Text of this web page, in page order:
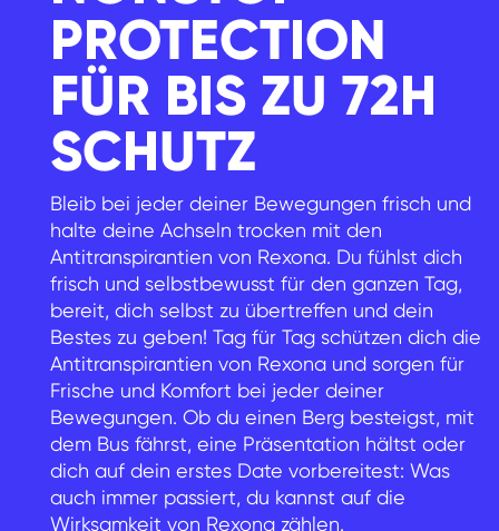
PROTECTION
FÜR BIS ZU 72H
SCHUTZ
Bleib bei jeder deiner Bewegungen frisch und
halte deine Achseln trocken mit den
Antitranspirantien von Rexona. Du fühlst dich
frisch und selbstbewusst für den ganzen Tag,
bereit, dich selbst zu übertreffen und dein
Bestes zu geben! Tag für Tag schützen dich die
Antitranspirantien von Rexona und sorgen für
Frische und Komfort bei jeder deiner
Bewegungen. Ob du einen Berg besteigst, mit
dem Bus fährst, eine Präsentation hältst oder
dich auf dein erstes Date vorbereitest: Was
auch immer passiert, du kannst auf die
Wirksamkeit von Rexona zählen.